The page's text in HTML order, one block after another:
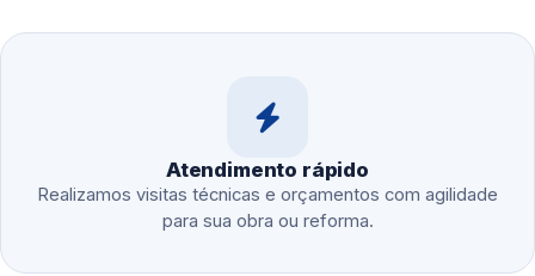
Atendimento rápido
Realizamos visitas técnicas e orçamentos com agilidade
para sua obra ou reforma.